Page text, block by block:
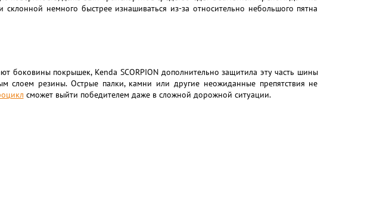
немного быстрее изнашиваться из-за относительно небольшого пятна
боковины покрышек, Kenda SCORPION дополнительно защитила эту часть шины
слоем резины. Острые палки, камни или другие неожиданные препятствия не
сможет выйти победителем даже в сложной дорожной ситуации.